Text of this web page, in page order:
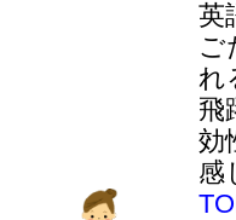
英
ご
れ
飛
効
感